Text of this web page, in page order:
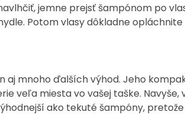
jemne prejsť šampónom po
Potom vlasy dôkladne opláchnite
mnoho ďalších výhod. Jeho
veľa miesta vo vašej taške. Navyše,
ako tekuté šampóny,